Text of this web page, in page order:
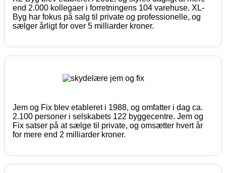
end 2.000 kollegaer i forretningens 104 varehuse. XL-
Byg har fokus på salg til private og professionelle, og
sælger årligt for over 5 milliarder kroner.
Jem og Fix blev etableret i 1988, og omfatter i dag ca.
2.100 personer i selskabets 122 byggecentre. Jem og
Fix satser på at sælge til private, og omsætter hvert år
for mere end 2 milliarder kroner.